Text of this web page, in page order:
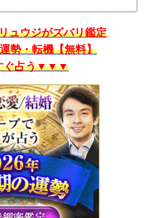
ュウジがズバリ鑑定
勢・転機【無料】
占う▼▼▼